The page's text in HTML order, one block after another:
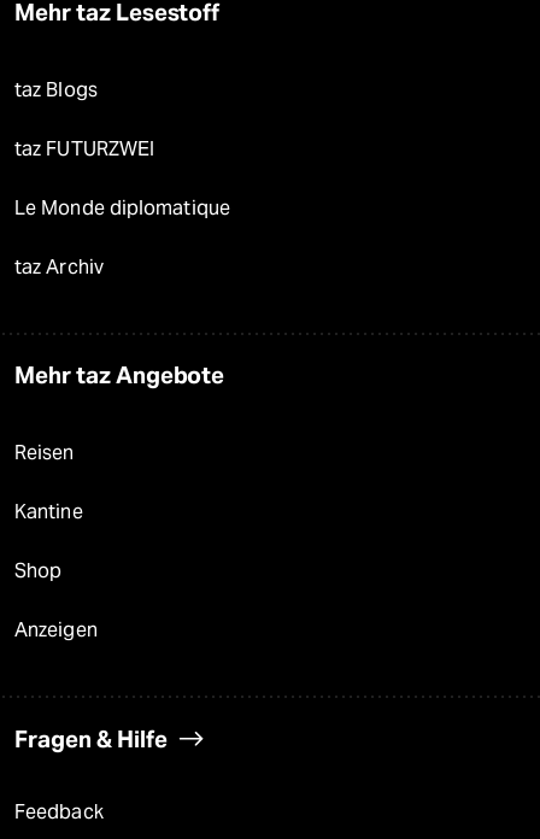
Mehr taz Lesestoff
taz Blogs
taz FUTURZWEI
Le Monde diplomatique
taz Archiv
Mehr taz Angebote
Reisen
Kantine
Shop
Anzeigen
Fragen & Hilfe
Feedback